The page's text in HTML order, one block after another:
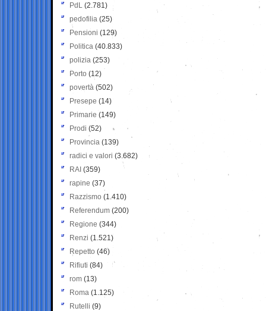
PdL (2.781)
pedofilia (25)
Pensioni (129)
Politica (40.833)
polizia (253)
Porto (12)
povertà (502)
Presepe (14)
Primarie (149)
Prodi (52)
Provincia (139)
radici e valori (3.682)
RAI (359)
rapine (37)
Razzismo (1.410)
Referendum (200)
Regione (344)
Renzi (1.521)
Repetto (46)
Rifiuti (84)
rom (13)
Roma (1.125)
Rutelli (9)